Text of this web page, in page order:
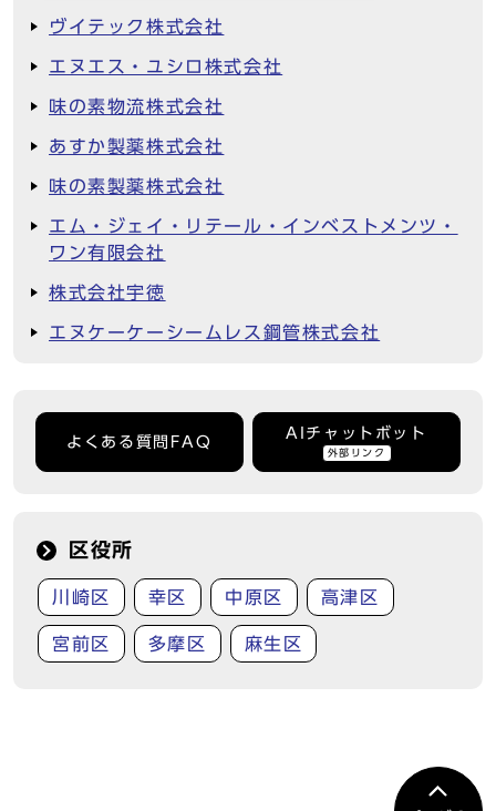
ヴイテック株式会社
エヌエス・ユシロ株式会社
味の素物流株式会社
あすか製薬株式会社
味の素製薬株式会社
エム・ジェイ・リテール・インベストメンツ・
ワン有限会社
株式会社宇徳
エヌケーケーシームレス鋼管株式会社
よくある質問FAQ
AIチャットボット
外部リンク
区役所
川崎区 幸区 中原区 高津区
宮前区 多摩区 麻生区